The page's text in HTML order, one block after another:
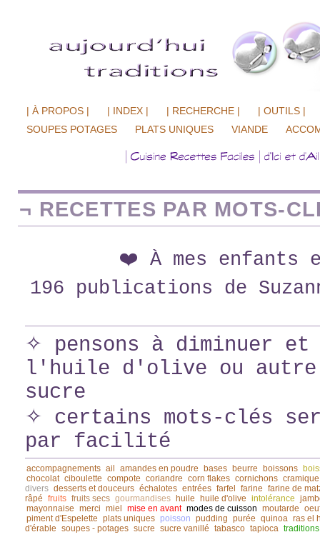
| À PROPOS | | INDEX | | RECHERCHE |
| OUTILS |
SOUPES POTAGES
PLATS UNIQUES VIANDE
¬ RECETTES PAR MOTS-
❤️ À mes enfants
196 publications de
✧ pensons à diminuer
l'huile d'olive ou autre
sucre
✧ certains mots-clés
par facilité
accompagnements ail amandes en poudre bases beurre boissons
chocolat ciboulette compote coriandre corn flakes cornichons cramique
divers desserts et douceurs échalotes entrées farfel farine farine de
râpé fruits fruits secs gourmandises huile huile d'olive intolérance
mayonnaise merci miel mise en avant modes de cuisson moutarde
piment d'Espelette plats uniques poisson pudding purée quinoa ras el
d'érable soupes - potages sucre sucre vanillé tabasco tapioca traditions